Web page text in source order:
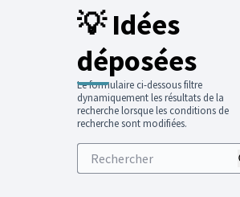
💡 Idées
déposées
Le formulaire ci-dessous filtre
dynamiquement les résultats de la
recherche lorsque les conditions de
recherche sont modifiées.